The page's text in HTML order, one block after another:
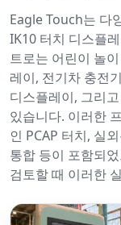
Eagle Touch는 다
IK10 터치 디스플
트로는 어린이 놀
레이, 전기차 충전
디스플레이, 그리
있습니다. 이러한
인 PCAP 터치, 실
통합 등이 포함되
검토할 때 이러한